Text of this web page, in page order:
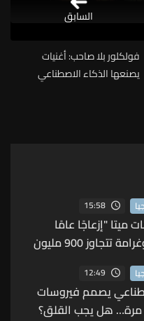
فولكلور بلا صاحب: أغنيات
يصنعها الذكاء الاصطناعي
السابق
15:58
"إزعاجًا عامًا
كالتلوث"... وغرامة تتجاوز 900 مليون
12:49
يصمم فيروسات
مرة… هل يجب القلق؟